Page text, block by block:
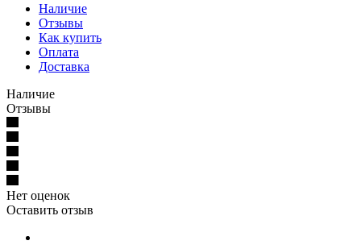
Наличие
Отзывы
Как купить
Оплата
Доставка
Наличие
Отзывы
Нет оценок
Оставить отзыв